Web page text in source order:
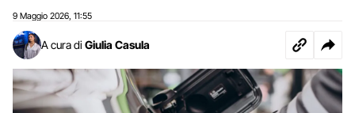
9 Maggio 2026 11:55
A cura di Giulia Casula